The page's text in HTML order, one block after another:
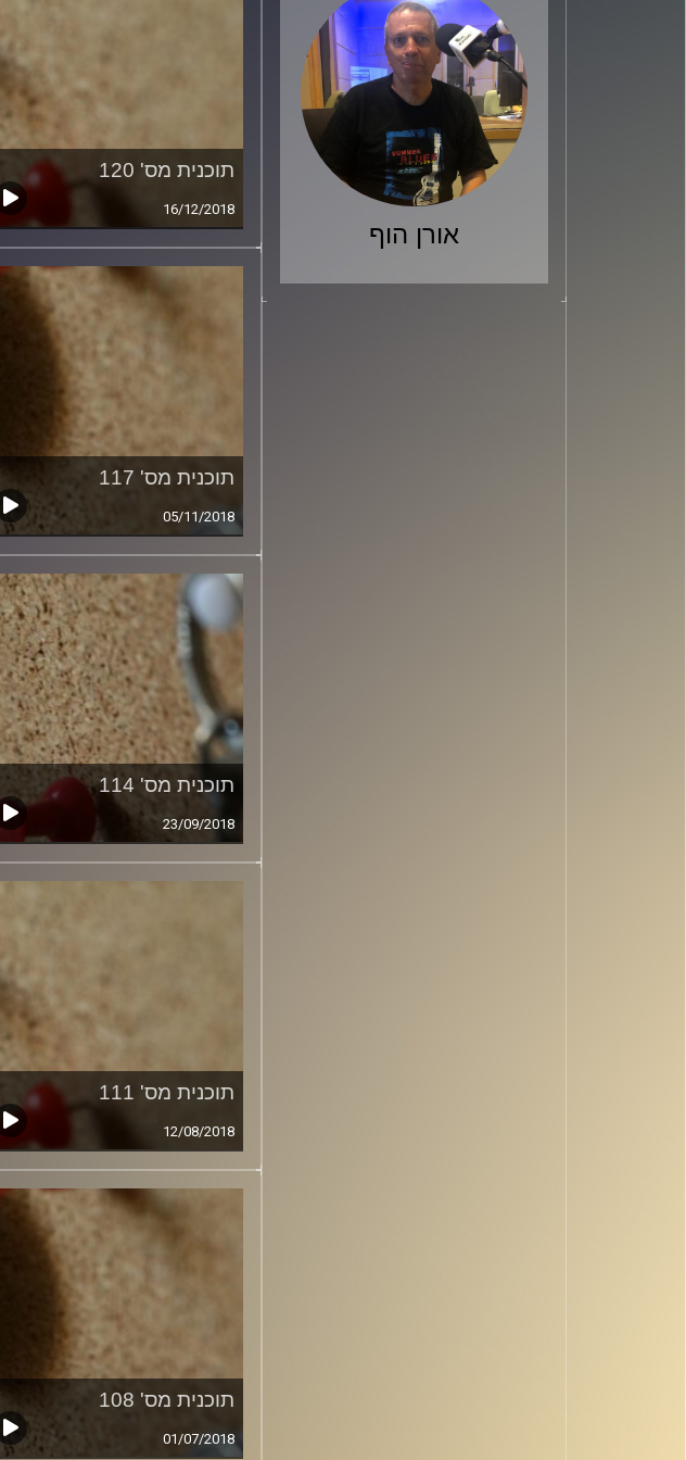
אורן הוף
תוכנית מס' 120
16/12/2018
תוכנית מס' 117
05/11/2018
תוכנית מס' 114
23/09/2018
תוכנית מס' 111
12/08/2018
תוכנית מס' 108
01/07/2018